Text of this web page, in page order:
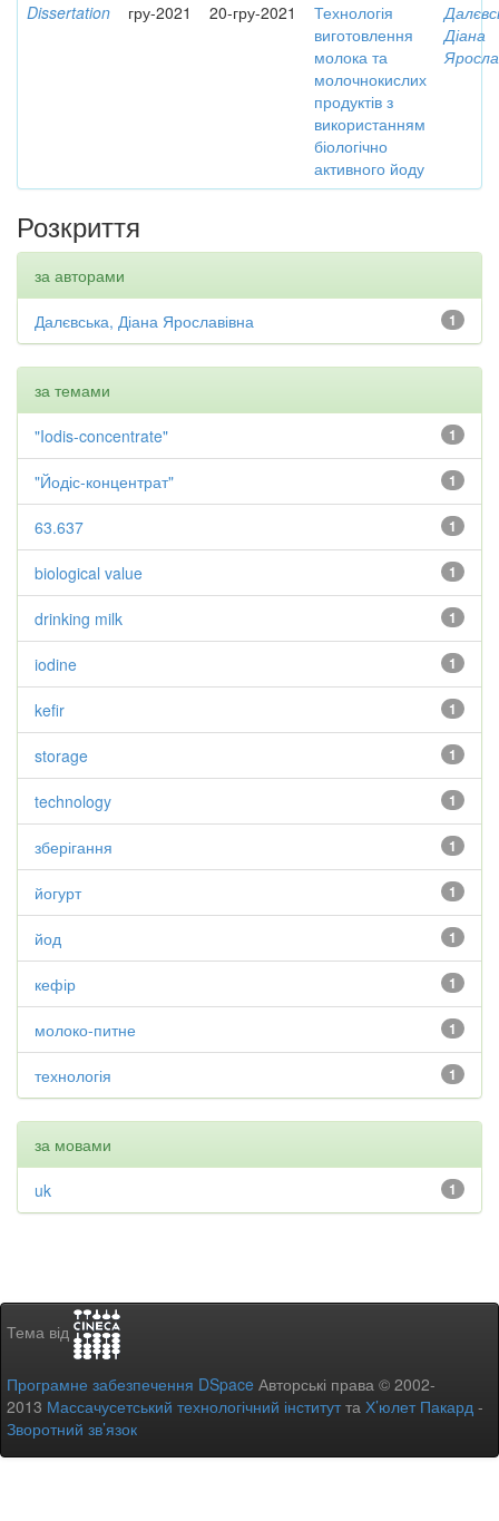
Dissertation гру-2021 20-гру-2021
Технологія
виготовлення
молока та
молочнокислих
продуктів з
використанням
біологічно
активного йоду
Діана
Розкриття
за авторами
1
Далєвська, Діана Ярославівна
за темами
1
"Iodis-concentrate"
1
"Йодіс-концентрат"
1
63.637
1
biological value
1
drinking milk
1
iodine
1
kefir
1
storage
1
technology
1
зберігання
1
йогурт
1
йод
1
кефір
1
молоко-питне
1
технологія
за мовами
1
uk
Тема від
Програмне забезпечення DSpace Авторські права © 2002-
2013 Массачусетський технологічний інститутта Х’юлет Пакард -
Зворотний зв’язок